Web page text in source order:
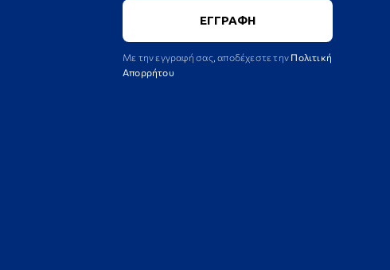
Με την εγγραφή σας, αποδέχεστε την Πολιτική
Απορρήτου